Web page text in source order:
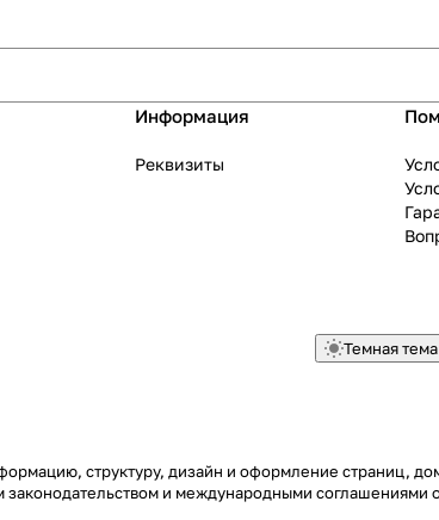
Информация
Реквизиты
Темная тема
структуру, дизайн и оформление страниц,
и международными соглашениями